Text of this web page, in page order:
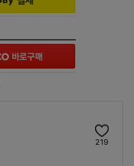
219